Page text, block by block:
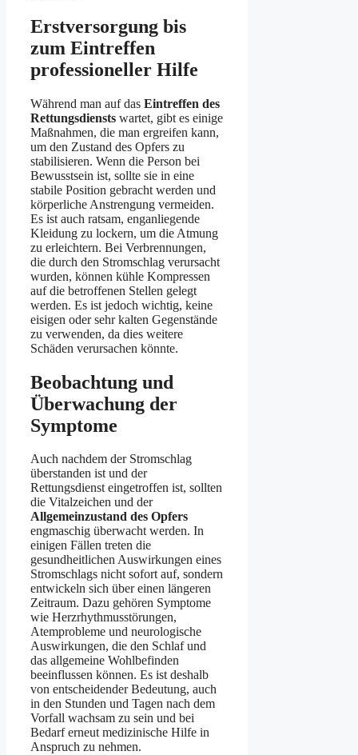
Erstversorgung bis
zum Eintreffen
professioneller Hilfe
Während man auf das Eintreffen des
Rettungsdiensts wartet, gibt es einige
Maßnahmen, die man ergreifen kann,
um den Zustand des Opfers zu
stabilisieren. Wenn die Person bei
Bewusstsein ist, sollte sie in eine
stabile Position gebracht werden und
körperliche Anstrengung vermeiden.
Es ist auch ratsam, enganliegende
Kleidung zu lockern, um die Atmung
zu erleichtern. Bei Verbrennungen,
die durch den Stromschlag verursacht
wurden, können kühle Kompressen
auf die betroffenen Stellen gelegt
werden. Es ist jedoch wichtig, keine
eisigen oder sehr kalten Gegenstände
zu verwenden, da dies weitere
Schäden verursachen könnte.
Beobachtung und
Überwachung der
Symptome
Auch nachdem der Stromschlag
überstanden ist und der
Rettungsdienst eingetroffen ist, sollten
die Vitalzeichen und der
Allgemeinzustand des Opfers
engmaschig überwacht werden. In
einigen Fällen treten die
gesundheitlichen Auswirkungen eines
Stromschlags nicht sofort auf, sondern
entwickeln sich über einen längeren
Zeitraum. Dazu gehören Symptome
wie Herzrhythmusstörungen,
Atemprobleme und neurologische
Auswirkungen, die den Schlaf und
das allgemeine Wohlbefinden
beeinflussen können. Es ist deshalb
von entscheidender Bedeutung, auch
in den Stunden und Tagen nach dem
Vorfall wachsam zu sein und bei
Bedarf erneut medizinische Hilfe in
Anspruch zu nehmen.